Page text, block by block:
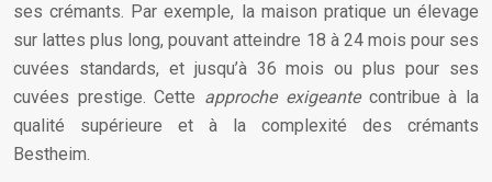
ses crémants. Par exemple, la maison pratique un élevage
sur lattes plus long, pouvant atteindre 18 à 24 mois pour ses
cuvées standards, et jusqu’à 36 mois ou plus pour ses
cuvées prestige. Cette approche exigeante contribue à la
qualité supérieure et à la complexité des crémants
Bestheim.